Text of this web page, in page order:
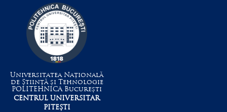
Universitatea Națională
de Știință și Tehnologie
POLITEHNICABucurești
CENTRUL UNIVERSITAR
PITEȘTI